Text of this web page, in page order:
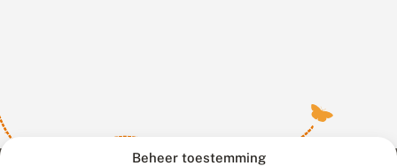
Beheer toestemming